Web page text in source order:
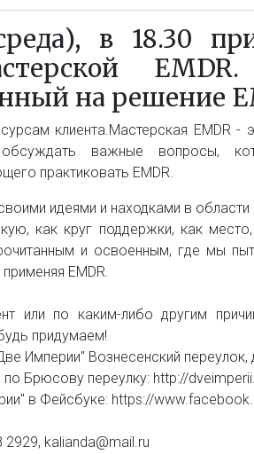
в 18.30
на решение
клиента.Мастерская EMDR
важные вопросы,
практиковать EMDR.
идеями и находками в
как круг поддержки, как
и освоенным, где мы
EMDR.
или по каким-либо другим
придумаем!
Империи" Вознесенский
по Брюсову переулку: http://
в Фейсбуке: https://
kalianda@mail.ru